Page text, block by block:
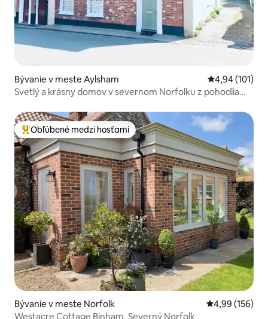
Bývanie v meste Aylsham Priemerné
4,94 (101)
Svetlý a krásny domov v severnom Norfolku z pohodlia
Najobľúbenejšie medzi hosťami
Obľúbené medzi hosťami
Bývanie v meste Norfolk Priemerné
4,99 (156)
Westacre Cottage Binham, Severný Norfolk